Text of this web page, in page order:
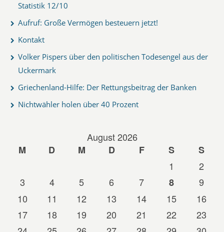
Statistik 12/10
Aufruf: Große Vermögen besteuern jetzt!
Kontakt
Volker Pispers über den politischen Todesengel aus der
Uckermark
Griechenland-Hilfe: Der Rettungsbeitrag der Banken
Nichtwähler holen über 40 Prozent
August 2026
M
D M D F S
S
1
2
3
4 5 6 7 8
9
10
11 12 13 14 15
16
17
18 19 20 21 22
23